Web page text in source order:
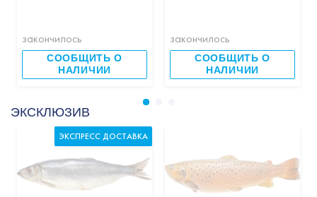
закончилось
СООБЩИТЬ О
НАЛИЧИИ
закончилось
СООБЩИТЬ О
НАЛИЧИИ
ЭКСКЛЮЗИВ
ЭКСПРЕСС ДОСТАВКА